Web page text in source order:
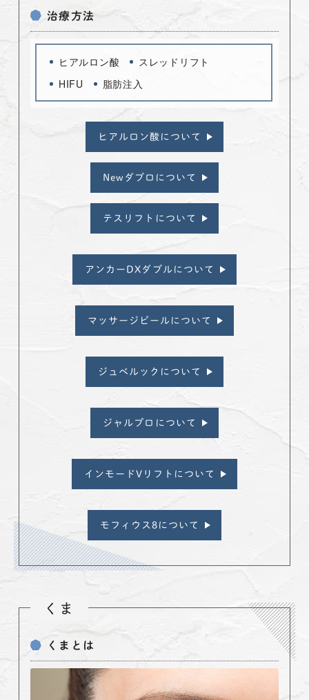
治療方法
ヒアルロン酸
スレッドリフト
HIFU
脂肪注入
ヒアルロン酸について
Newダブロについて
テスリフトについて
アンカーDXダブルについて
マッサージピールについて
ジュベルックについて
ジャルプロについて
インモードVリフトについて
モフィウス8について
くま
くまとは